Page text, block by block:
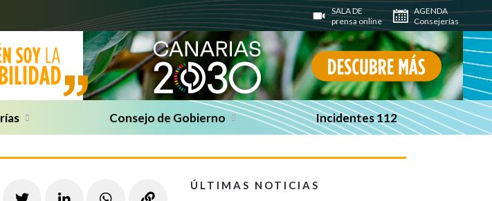
SALA DE
prensa online
AGENDA
Consejerías
Consejo de Gobierno Incidentes 112
ÚLTIMAS NOTICIAS